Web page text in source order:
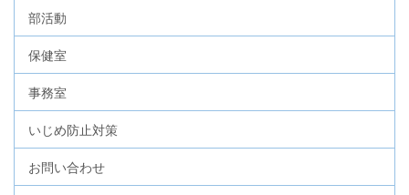
部活動
保健室
事務室
いじめ防止対策
お問い合わせ